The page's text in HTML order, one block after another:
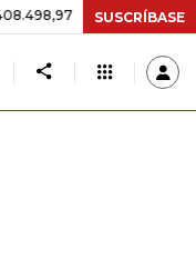
+$ 8.753,81 +2,19%
SUSCRÍBASE